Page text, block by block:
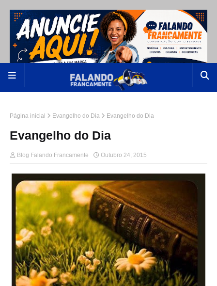
Página inicial Evangelho do Dia Evangelho do Dia
Evangelho do Dia
Blog Falando Francamente Outubro 24, 2015